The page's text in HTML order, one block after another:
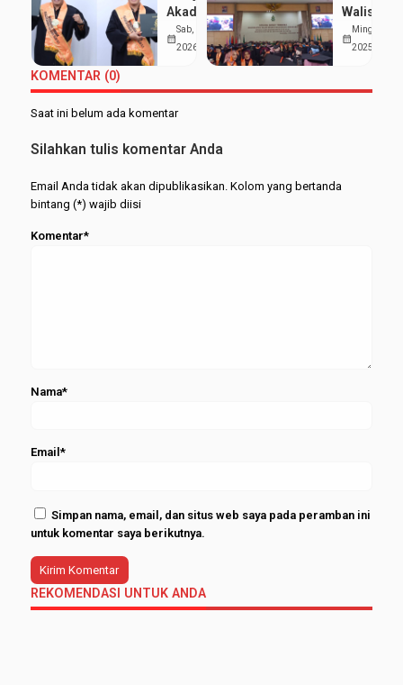
Hemat
UMKM
Merapat
pada
Wisuda
Periode
2026
Akademik
di Tengah
Organisasi,
Aji Raih
FEBI
calendar_month
Sab, 7 Feb
2026
Gelar
Wisuda
calendar_month
Ming, 2 Nov
2025
KOMENTAR (0)
Saat ini belum ada komentar
Silahkan tulis komentar Anda
Email Anda tidak akan dipublikasikan. Kolom yang bertanda
bintang (*) wajib diisi
Komentar*
Nama*
Email*
Simpan nama, email, dan situs web saya pada peramban ini
untuk komentar saya berikutnya.
REKOMENDASI UNTUK ANDA